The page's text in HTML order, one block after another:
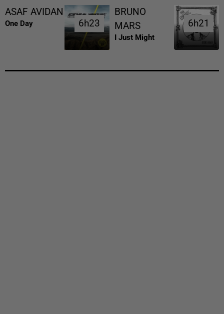
ASAF AVIDAN
One Day 6h23
6h23
BRUNO
MARS
I Just Might
6h21
6h21